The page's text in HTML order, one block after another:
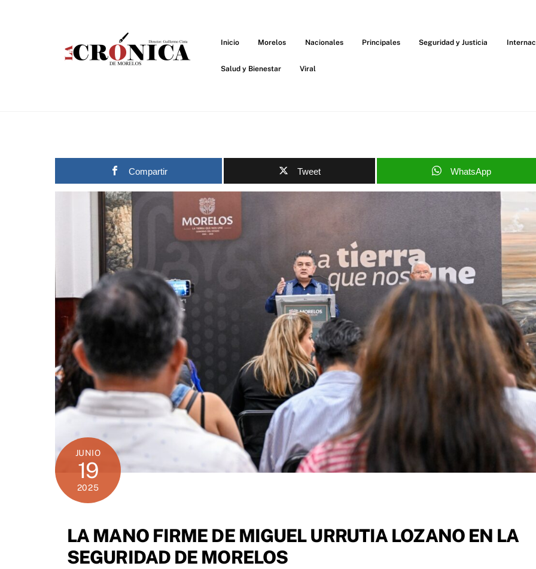
Inicio Morelos Nacionales Principales Seguridad y Justicia
Salud y Bienestar Viral
Compartir Tweet WhatsApp
JUNIO
19
2025
LA MANO FIRME DE MIGUEL URRUTIA LOZANO EN LA
SEGURIDAD DE MORELOS